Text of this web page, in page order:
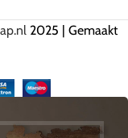
2025 | Gemaakt